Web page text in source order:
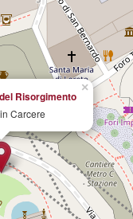
×
Risorgimento
Carcere